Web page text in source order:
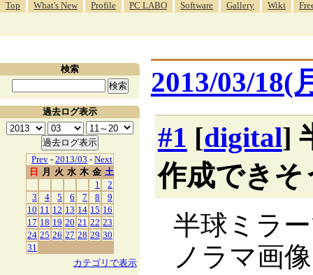
Top What's New Profile PC LABO Software Gallery Wiki
2013/03/18(
#1 [digital]
作成できそ
半球ミラ
ノラマ画
検索
過去ログ表示
Prev - 2013/03 - Next
日
月 火 水 木 金 土
1
2
3
4 5 6 7 8
9
10 11 12 13 14 15 16
17 18 19 20 21 22 23
24 25 26 27 28 29 30
31
カテゴリで表示